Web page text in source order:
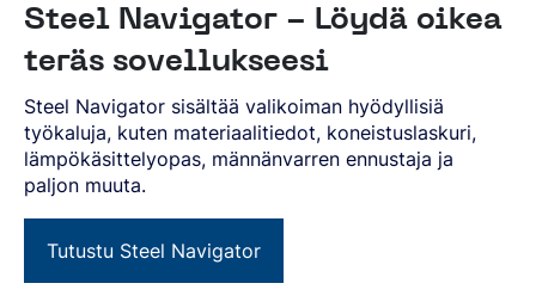
Steel Navigator - Löydä oikea
teräs sovellukseesi
Steel Navigator sisältää valikoiman hyödyllisiä
työkaluja, kuten materiaalitiedot, koneistuslaskuri,
lämpökäsittelyopas, männänvarren ennustaja ja
paljon muuta.
Tutustu Steel Navigator